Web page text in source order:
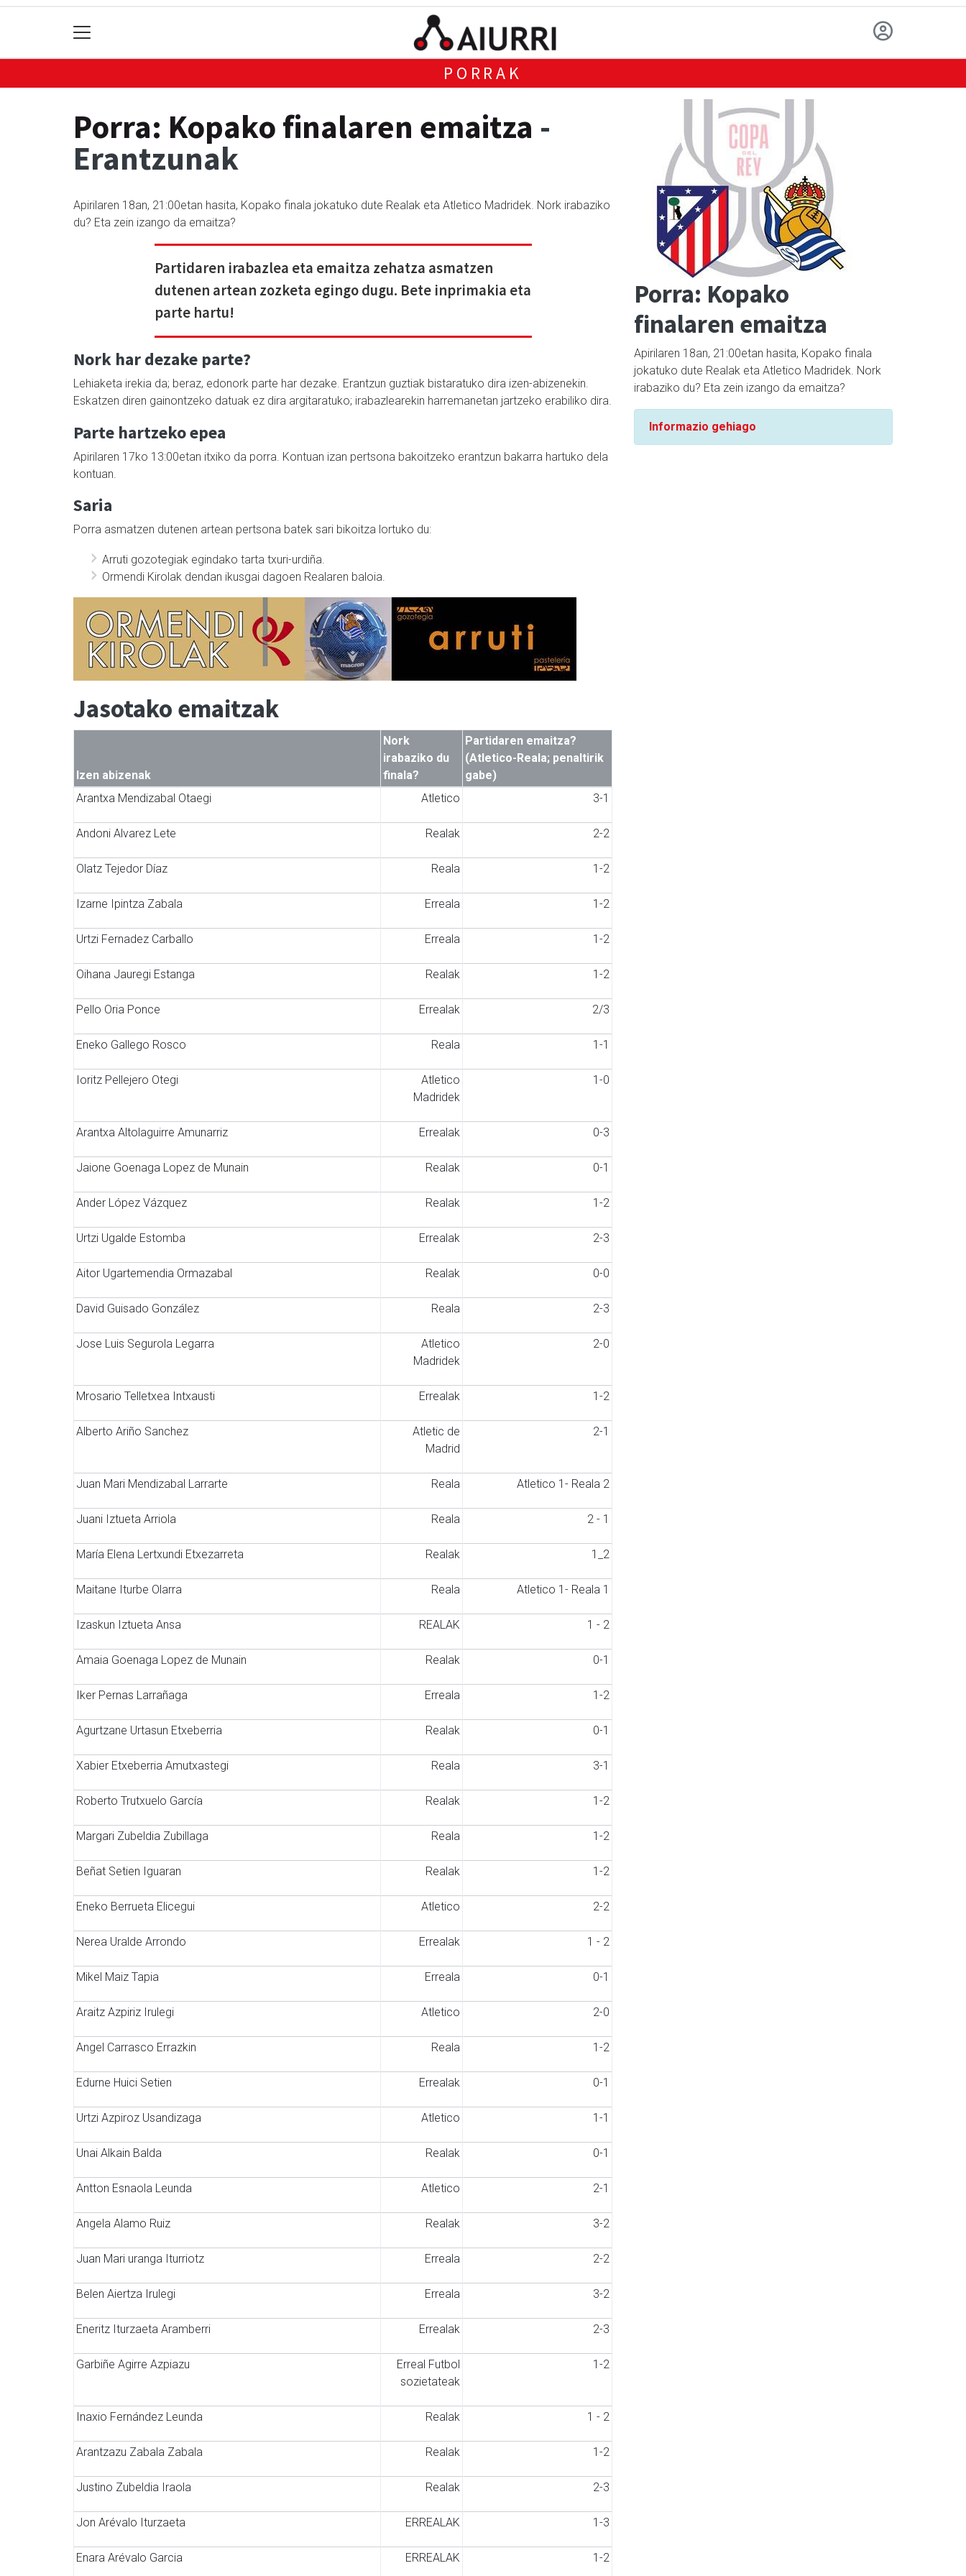
PORRAK
Porra: Kopako finalaren emaitza -
Erantzunak
Apirilaren 18an, 21:00etan hasita, Kopako finala jokatuko dute Realak eta Atletico Madridek. Nork irabaziko
du? Eta zein izango da emaitza?
Partidaren irabazlea eta emaitza zehatza asmatzen
dutenen artean zozketa egingo dugu. Bete inprimakia eta
parte hartu!
Nork har dezake parte?
Lehiaketa irekia da; beraz, edonork parte har dezake. Erantzun guztiak bistaratuko dira izen-abizenekin.
Eskatzen diren gainontzeko datuak ez dira argitaratuko; irabazlearekin harremanetan jartzeko erabiliko dira.
Parte hartzeko epea
Apirilaren 17ko 13:00etan itxiko da porra. Kontuan izan pertsona bakoitzeko erantzun bakarra hartuko dela
kontuan.
Saria
Porra asmatzen dutenen artean pertsona batek sari bikoitza lortuko du:
Arruti gozotegiak egindako tarta txuri-urdiña.
Ormendi Kirolak dendan ikusgai dagoen Realaren baloia.
Jasotako emaitzak
Izen abizenak
Nork
irabaziko du
finala?
Partidaren emaitza?
(Atletico-Reala; penaltirik
gabe)
Arantxa Mendizabal Otaegi
Atletico 3-1
Andoni Alvarez Lete Realak 2-2
Olatz Tejedor Díaz Reala 1-2
Izarne Ipintza Zabala Erreala 1-2
Urtzi Fernadez Carballo Erreala 1-2
Oihana Jauregi Estanga Realak 1-2
Pello Oria Ponce Errealak 2/3
Eneko Gallego Rosco Reala 1-1
Ioritz Pellejero Otegi
Atletico
Madridek
1-0
Arantxa Altolaguirre Amunarriz Errealak 0-3
Jaione Goenaga Lopez de Munain Realak 0-1
Ander López Vázquez Realak 1-2
Urtzi Ugalde Estomba Errealak 2-3
Aitor Ugartemendia Ormazabal Realak 0-0
David Guisado González Reala 2-3
Jose Luis Segurola Legarra
Atletico
Madridek
2-0
Mrosario Telletxea Intxausti Errealak 1-2
Alberto Ariño Sanchez
Atletic de
Madrid
2-1
Juan Mari Mendizabal Larrarte Reala Atletico 1- Reala 2
Juani Iztueta Arriola Reala 2 - 1
María Elena Lertxundi Etxezarreta Realak 1_2
Maitane Iturbe Olarra Reala Atletico 1- Reala 1
Izaskun Iztueta Ansa REALAK 1 - 2
Amaia Goenaga Lopez de Munain Realak 0-1
Iker Pernas Larrañaga Erreala 1-2
Agurtzane Urtasun Etxeberria Realak 0-1
Xabier Etxeberria Amutxastegi Reala 3-1
Roberto Trutxuelo García Realak 1-2
Margari Zubeldia Zubillaga Reala 1-2
Beñat Setien Iguaran Realak 1-2
Eneko Berrueta Elicegui Atletico 2-2
Nerea Uralde Arrondo Errealak 1 - 2
Mikel Maiz Tapia Erreala 0-1
Araitz Azpiriz Irulegi Atletico 2-0
Angel Carrasco Errazkin Reala 1-2
Edurne Huici Setien Errealak 0-1
Urtzi Azpiroz Usandizaga Atletico 1-1
Unai Alkain Balda Realak 0-1
Antton Esnaola Leunda Atletico 2-1
Angela Alamo Ruiz Realak 3-2
Juan Mari uranga Iturriotz Erreala 2-2
Belen Aiertza Irulegi Erreala 3-2
Eneritz Iturzaeta Aramberri Errealak 2-3
Garbiñe Agirre Azpiazu
Erreal Futbol
sozietateak
1-2
Inaxio Fernández Leunda Realak 1 - 2
Arantzazu Zabala Zabala Realak 1-2
Justino Zubeldia Iraola Realak 2-3
Jon Arévalo Iturzaeta ERREALAK 1-3
Enara Arévalo Garcia ERREALAK 1-2
Porra: Kopako
finalaren emaitza
Apirilaren 18an, 21:00etan hasita, Kopako finala
jokatuko dute Realak eta Atletico Madridek. Nork
irabaziko du? Eta zein izango da emaitza?
Informazio gehiago